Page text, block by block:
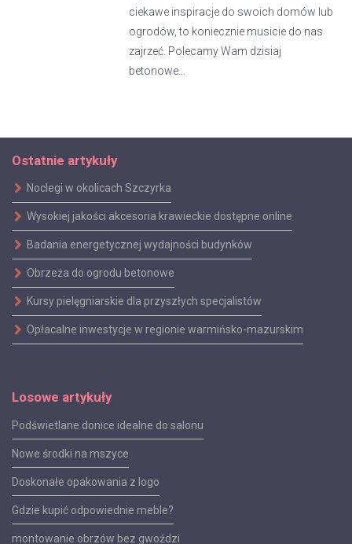
ciekawe inspiracje do swoich domów lub
ogrodów, to koniecznie musicie do nas
zajrzeć. Polecamy Wam dzisiaj
betonowe...
Ostatnie artykuły
Noclegi w okolicach Szczyrka
Wysokiej jakości akcesoria krawieckie dostępne online
Badania energetycznej wydajności budynków
Obrzeża do ogrodu betonowe
Kursy pielęgniarskie dla przyszłych specjalistów
Opłacalne inwestycje w regionie warmińsko-mazurskim
Losowe artykuły
Podświetlane donice idealne do salonu
Nowe środki na mszyce
Doskonałe opakowania z logo
Gdzie kupić odpowiednie meble?
montowanie obrzów bez gwoździ